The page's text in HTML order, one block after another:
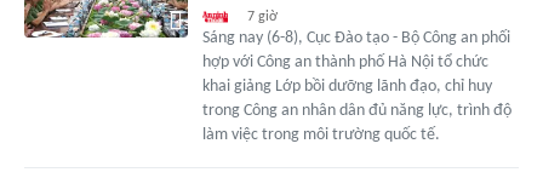
7 giờ
Sáng nay (6-8), Cục Đào tạo - Bộ Công an phối
hợp với Công an thành phố Hà Nội tổ chức
khai giảng Lớp bồi dưỡng lãnh đạo, chỉ huy
trong Công an nhân dân đủ năng lực, trình độ
làm việc trong môi trường quốc tế.